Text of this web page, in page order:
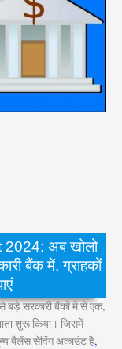
अब खोलो
बैंक में, ग्राहकों
सरकारी बैंकों में से एक,
शुरू किया। जिसमें
बैलेंस सेविंग अकाउंट है,